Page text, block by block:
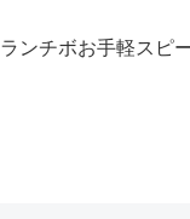
ランチボお手軽スピ